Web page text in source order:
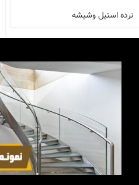
نرده استیل وشیشه